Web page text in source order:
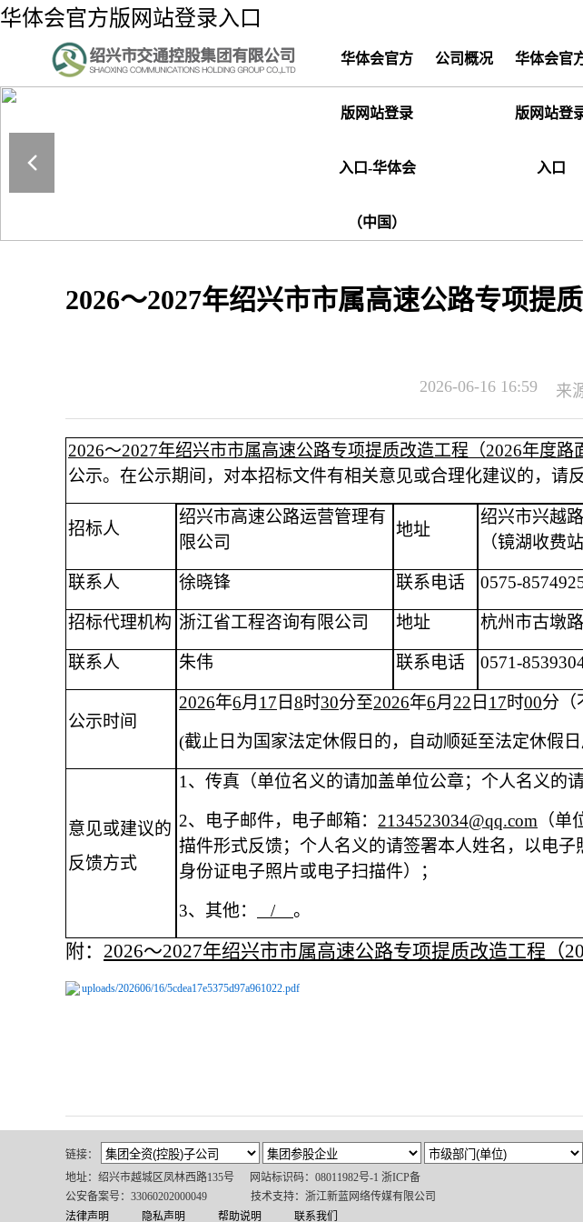
华体会官方版网站登录入口
华体会官方
版网站登录
入口-华体会
（中国）
公司概况 华体会官
版网站登
入口
2026～2027年绍兴市市属高速公路专项提
2026-06-16 16:59 来
2026～2027年绍兴市市属高速公路专项提质改造工程（2026年度路
公示。在公示期间，对本招标文件有相关意见或合理化建议的，请
招标人
绍兴市高速公路运营管理有
限公司
地址
绍兴市兴越
（镜湖收费
联系人 徐晓锋 联系电话 0575-
招标代理机构 浙江省工程咨询有限公司 地址 杭州市古墩路
联系人 朱伟 联系电话 0571-
公示时间
2026年6月 17 日8时30分至2026年6月 22 日 17时00分（
(截止日为国家法定休假日的，自动顺延至法定休假
意见或建议的
反馈方式
1、 传真（单位名义的请加盖单位公章；个人名义的
2、 电子邮件，电子邮箱： 2134523034@qq.com （
描件形式反馈；个人名义的请签署本人姓名，以电
身份证电子照片或电子扫描件）；
3、 其他： / 。
附： 2026～2027年绍兴市市属高速公路专项提质改造工程（
uploads/202606/16/5cdea17e5375d97a961022.pdf
链接：
地址：绍兴市越城区凤林西路135号
网站标识码：08011982号-1 浙ICP备
公安备案号：33060202000049
技术支持：浙江新蓝网络传媒有限公司
法律声明
隐私声明 帮助说明 联系我们